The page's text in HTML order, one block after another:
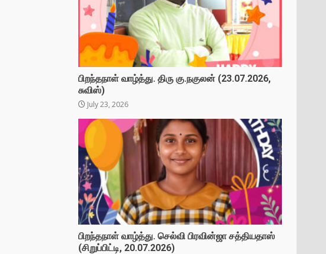
பிறந்தநாள் வாழ்த்து. திரு கு.நகுலன் (23.07.2026,
சுவிஸ்)
July 23, 2026
பிறந்தநாள் வாழ்த்து. செல்வி பிரவின்ஜா சத்தியதாஸ்
(சிறுப்பிட்டி, 20.07.2026)